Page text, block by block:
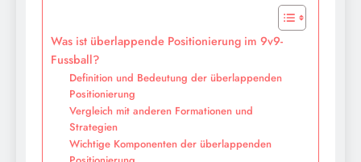
Was ist überlappende Positionierung im 9v9-
Fussball?
Definition und Bedeutung der überlappenden
Positionierung
Vergleich mit anderen Formationen und
Strategien
Wichtige Komponenten der überlappenden